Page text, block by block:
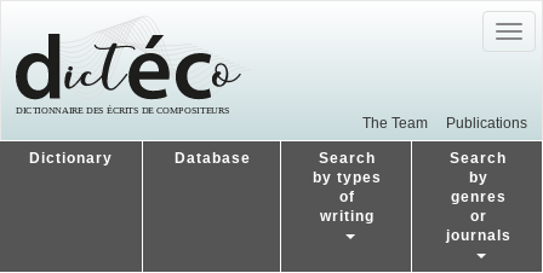
The Team Publications
Dictionary Database
Search
by types
of
writing
Search
by
genres
or
journals